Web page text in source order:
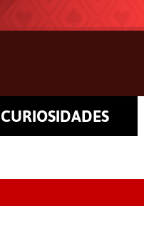
CURIOSIDADES